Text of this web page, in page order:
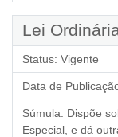
Lei
Status: Vigente
Data de
Súmula: Dispõe
Especial, e dá